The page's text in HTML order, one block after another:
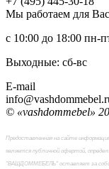
Мы работаем для Вас
с 10:00 до 18:00 пн-
Выходные: сб-вc
E-mail
© «vashdommebel»
Предоставленная на сайте
является публичной офертой,
"ВАШДОММЕБЕЛЬ" оставляет за собой